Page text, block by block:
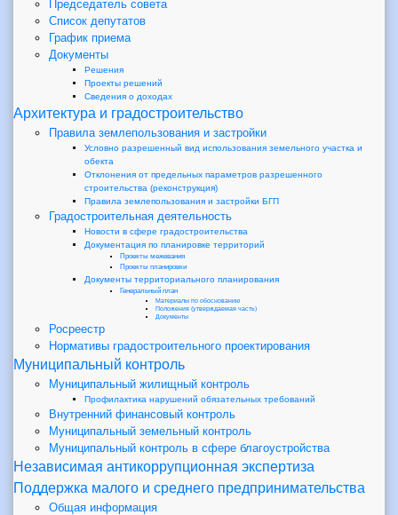
Председатель совета
Список депутатов
График приема
Документы
Решения
Проекты решений
Сведения о доходах
Архитектура и градостроительство
Правила землепользования и застройки
Условно разрешенный вид использования земельного участка и
обекта
Отклонения от предельных параметров разрешенного
строительства (реконструкция)
Правила землепользования и застройки БГП
Градостроительная деятельность
Новости в сфере градостроительства
Документация по планировке территорий
Проекты межевания
Проекты планировки
Документы территориального планирования
Генеральный план
Материалы по обоснованию
Положения (утверждаемая часть)
Документы
Росреестр
Нормативы градостроительного проектирования
Муниципальный контроль
Муниципальный жилищный контроль
Профилактика нарушений обязательных требований
Внутренний финансовый контроль
Муниципальный земельный контроль
Муниципальный контроль в сфере благоустройства
Независимая антикоррупционная экспертиза
Поддержка малого и среднего предпринимательства
Общая информация